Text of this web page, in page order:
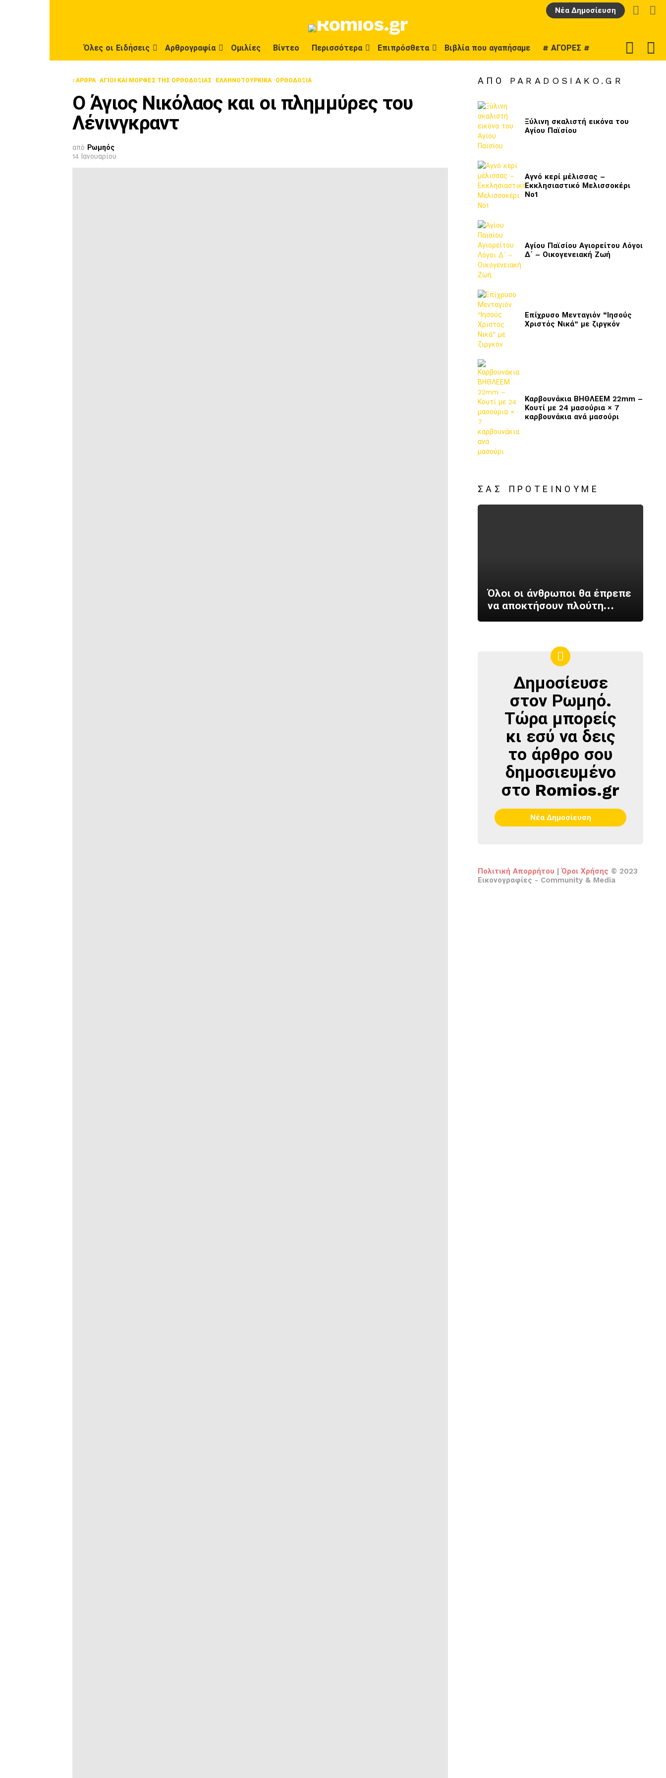
Νέα Δημοσίευση
LOGIN
Όλες οι Ειδήσεις Αρθρογραφία Ομιλίες Βίντεο Περισσότερα Επιπρόσθετα Βιβλία που αγαπήσαμε # ΑΓΟΡΕΣ #
SKIN
: ΆΡΘΡΑ ΆΓΙΟΙ ΚΑΙ ΜΟΡΦΈΣ ΤΗΣ ΟΡΘΟΔΟΞΊΑΣ ΕΛΛΗΝΟΤΟΥΡΚΙΚΆ ΟΡΘΟΔΟΞΊΑ
Ο Άγιος Νικόλαος και οι πλημμύρες του
Λένινγκραντ
από Ρωμηός
14 Ιανουαρίου
ΑΠΌ PARADOSIAKO.GR
Ξύλινη σκαλιστή εικόνα του
Αγίου Παϊσίου
Αγνό κερί μέλισσας –
Εκκλησιαστικό Μελισσοκέρι
Νο1
Αγίου Παϊσίου Αγιορείτου Λόγοι
Δ΄ – Οικογενειακή Ζωή
Επίχρυσο Μενταγιόν “Ιησούς
Χριστός Νικά” με ζιργκόν
Καρβουνάκια ΒΗΘΛΕΕΜ 22mm –
Κουτί με 24 μασούρια × 7
καρβουνάκια ανά μασούρι
ΣΑΣ ΠΡΟΤΕΊΝΟΥΜΕ
Όλοι οι άνθρωποι θα έπρεπε
να αποκτήσουν πλούτη…
ΔΗΜΟΣΊΕΥΣΕ
ΣΤΟΝ
ΡΩΜΗΌ
Δημοσίευσε
στον Ρωμηό.
Τώρα μπορείς
κι εσύ να δεις
το άρθρο σου
δημοσιευμένο
στο Romios.gr
Νέα Δημοσίευση
Πολιτική Απορρήτου | Όροι Χρήσης © 2023
Εικονογραφίες - Community & Media